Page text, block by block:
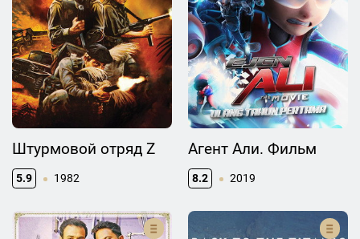
Штурмовой отряд Z
5.9 1982
Агент Али. Фильм
8.2 2019